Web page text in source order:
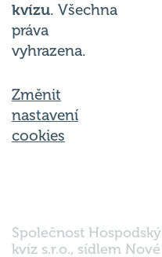
kvízu. Všechna
práva
vyhrazena.
Změnit
nastavení
cookies
Společnost Hospodský
kvíz s.r.o., sídlem Nové